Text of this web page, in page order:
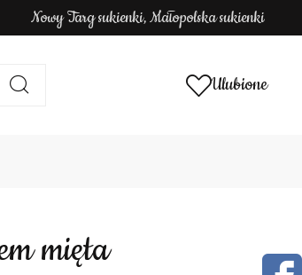
Nowy Targ sukienki, Małopolska sukienki
Ulubione
mięta